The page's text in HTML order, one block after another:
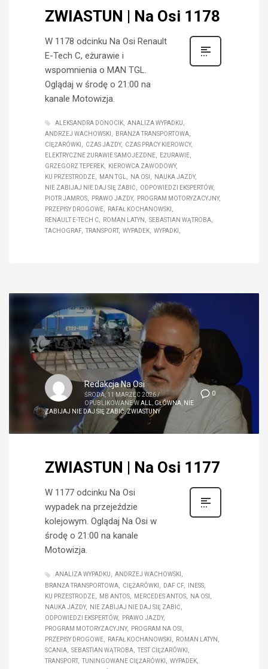
ZWIASTUN | Na Osi 1178
W 1178 odcinku Na Osi Renault
E-Tech C, eżurawie i
wspomnienia o MAN TGL.
Oglądaj w środę o 21:00 na
kanale Motowizja.
ALEKSANDRA DONOCIK
ANALIZA WYPADKU
ANDRZEJ WACHOWSKI
BRANŻA TRANSPORTOWA
CIĘŻARÓWKI
CZAS JAZDY
CZAS PRACY KIEROWCY
ELEKTRYCZNE ŻURAWIE SAMOJEZDNE
EŻURAWIE
GRZEGORZ TEPEREK
KIEROWCA ZAWODOWY
KU PRZESTRODZE
MAN TGL NA OSI
NAUKA JAZDY
NIE ZABIJAJ NIE DAJ SIĘ ZABIĆ
ODPOWIEDZI EKSPERTÓW
PIOTR JAMROS
PRAWO JAZDY
PROGRAM MOTORYZACYJNY
PRZEPISY DROGOWE
RAFAŁ KOCHANOWSKI
RENAULT E-TECH C
ROMAN LATYN
SEBASTIAN WĄTROBA
TACHOGRAF
TRANSPORT WYPADEK WYPADKI
0
Redakcja Na Osi
ŚRODA, 11 MARZEC 2026/
OPUBLIKOWANE WALL, GŁÓWNA, NIE
ZABIJAJ NIE DAJ SIĘ ZABIĆ,ZWIASTUNY
ZWIASTUN | Na Osi 1177
W 1177 odcinku Na Osi
wypadek na przejeździe
kolejowym. Oglądaj Na Osi w
środę o 21:00 na kanale
Motowizja.
ANALIZA WYPADKU
ANDRZEJ WACHOWSKI
BRANŻA TRANSPORTOWA
CIĘŻARÓWKI DAF CF
INESS
KU PRZESTRODZE
MB ANTOS MERCEDES ANTOS
NA OSI
NAUKA JAZDY
NIE ZABIJAJ NIE DAJ SIĘ ZABIĆ
ODPOWIEDZI EKSPERTÓW
PRAWO JAZDY
PROGRAM MOTORYZACYJNY
PROGRAM NA OSI
PRZEPISY DROGOWE
RAFAŁ KOCHANOWSKI
ROMAN LATYN
SCANIA
SEBASTIAN WĄTROBA
TEST CIĘŻARÓWKI
TRANSPORT
TUNINGOWANE CIĘŻARÓWKI
WYPADEK